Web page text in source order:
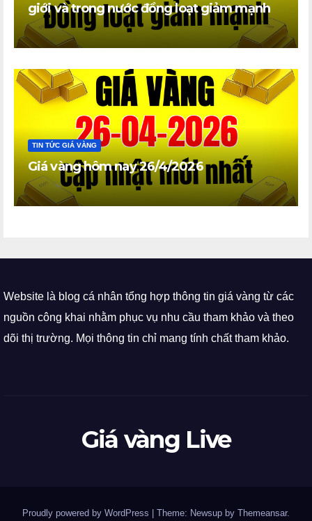
giới và trong nước đồng loạt giảm mạnh
TIN TỨC GIÁ VÀNG
Giá vàng hôm nay 26/4/2026
Website là blog cá nhân tổng hợp thông tin giá vàng từ các
nguồn công khai nhằm phục vụ nhu cầu tham khảo và theo
dõi thị trường. Mọi thông tin chỉ mang tính chất tham khảo.
Giá vàng Live
Proudly powered by WordPress Theme: Newsup by Themeansar.